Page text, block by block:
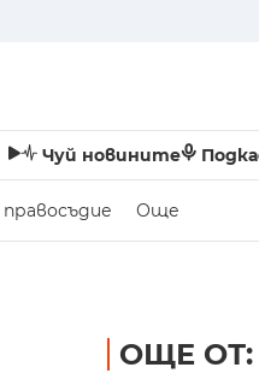
Чуй новините
Още
ОЩЕ